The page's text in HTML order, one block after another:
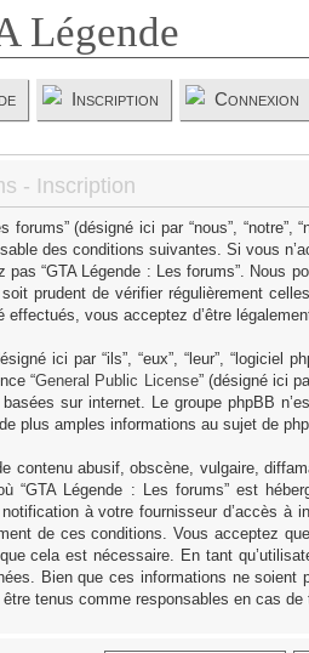
Légende
Inscription Connexion
- Inscription
forums” (désigné ici par “nous”, “notre”,
des conditions suivantes. Si vous
pas “GTA Légende : Les forums”. Nous
prudent de vérifier régulièrement
effectués, vous acceptez d’être
ici par “ils”, “eux”, “leur”, “logiciel
“General Public License” (désigné ici
sur internet. Le groupe phpBB
plus amples informations au sujet de
contenu abusif, obscène, vulgaire,
“GTA Légende : Les forums” est
à votre fournisseur d’accès
de ces conditions. Vous acceptez
cela est nécessaire. En tant
Bien que ces informations ne
être tenus comme responsables en cas